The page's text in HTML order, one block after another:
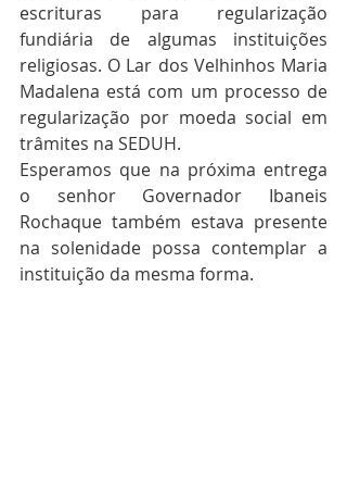
escrituras para regularização
fundiária de algumas instituições
religiosas. O Lar dos Velhinhos Maria
Madalena está com um processo de
regularização por moeda social em
trâmites na SEDUH.
Esperamos que na próxima entrega
o senhor Governador Ibaneis
Rochaque também estava presente
na solenidade possa contemplar a
instituição da mesma forma.